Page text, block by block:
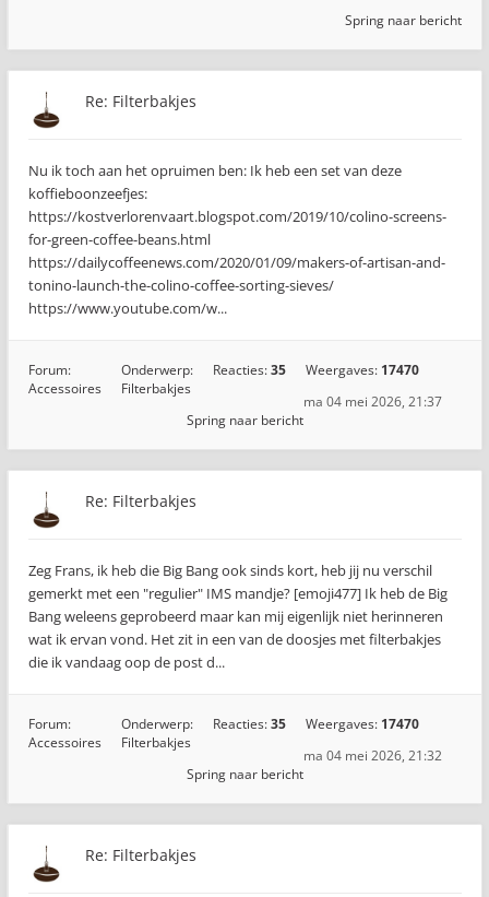
Spring naar bericht
Re: Filterbakjes
Nu ik toch aan het opruimen ben: Ik heb een set van deze
koffieboonzeefjes:
https://kostverlorenvaart.blogspot.com/2019/10/colino-screens-
for-green-coffee-beans.html
https://dailycoffeenews.com/2020/01/09/makers-of-artisan-and-
tonino-launch-the-colino-coffee-sorting-sieves/
https://www.youtube.com/w...
Forum:
Accessoires
Onderwerp:
Filterbakjes
Reacties:35 Weergaves: 17470
ma 04 mei 2026, 21:37
Spring naar bericht
Re: Filterbakjes
Zeg Frans, ik heb die Big Bang ook sinds kort, heb jij nu verschil
gemerkt met een "regulier" IMS mandje? [emoji477]️ Ik heb de Big
Bang weleens geprobeerd maar kan mij eigenlijk niet herinneren
wat ik ervan vond. Het zit in een van de doosjes met filterbakjes
die ik vandaag oop de post d...
Forum:
Accessoires
Onderwerp:
Filterbakjes
Reacties:35 Weergaves: 17470
ma 04 mei 2026, 21:32
Spring naar bericht
Re: Filterbakjes